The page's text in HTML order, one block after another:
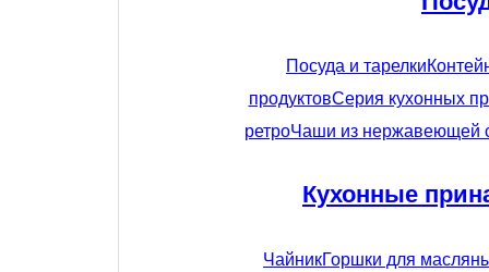
Посуда и тарелки
продуктовСерия кухонных
ретроЧаши из нержавеющей
Кухонные
ЧайникГоршки для